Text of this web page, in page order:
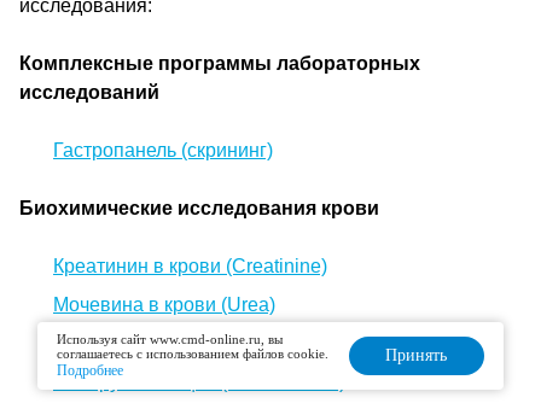
исследования:
Комплексные программы лабораторных
исследований
Гастропанель (скрининг)
Биохимические исследования крови
Креатинин в крови (Creatinine)
Мочевина в крови (Urea)
Мочевая кислота в крови (Uric acid, UA)
Билирубин общий (Bilirubin total)
Используя сайт www.cmd-online.ru, вы
соглашаетесь с использованием файлов cookie.
Подробнее
Принять